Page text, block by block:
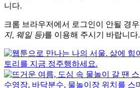
니다.
크롬 브라우저에서 로그인이 안될 경우
지, 웨일 등)를 이용해 주시기 바랍니다.